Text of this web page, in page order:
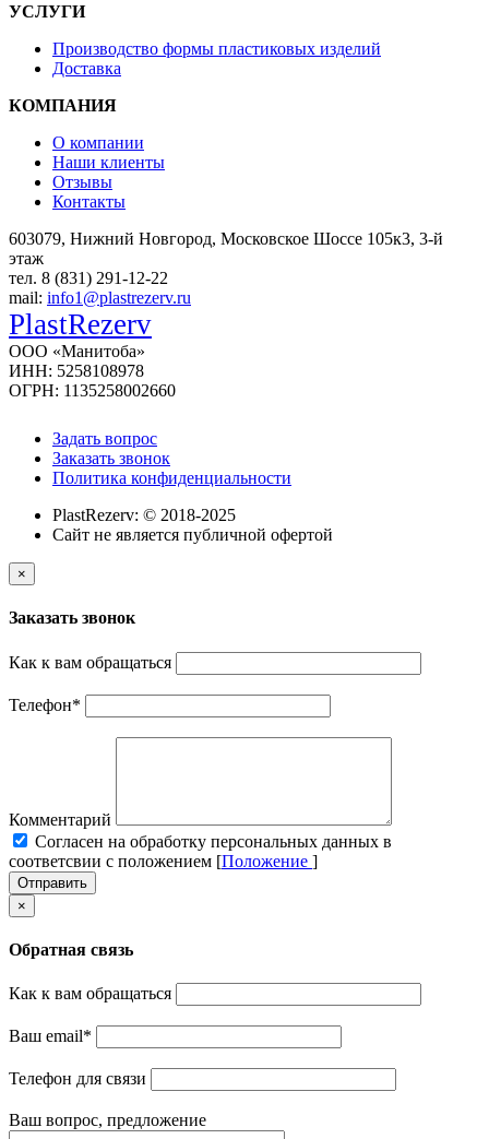
УСЛУГИ
Производство формы пластиковых изделий
Доставка
КОМПАНИЯ
О компании
Наши клиенты
Отзывы
Контакты
603079, Нижний Новгород, Московское Шоссе 105к3, 3-й
этаж
тел. 8 (831) 291-12-22
mail: info1@plastrezerv.ru
PlastRezerv
ООО «Манитоба»
ИНН: 5258108978
ОГРН: 1135258002660
Задать вопрос
Заказать звонок
Политика конфиденциальности
PlastRezerv: © 2018-2025
Cайт не является публичной офертой
×
Заказать звонок
Как к вам обращаться
Телефон*
Комментарий
Cогласен на обработку персональных данных в
соответсвии с положением [Положение ]
Отправить
×
Обратная связь
Как к вам обращаться
Ваш email*
Телефон для связи
Ваш вопрос, предложение